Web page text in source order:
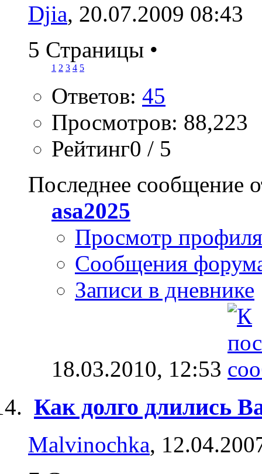
Djia, 20.07.2009 08:43
5 Страницы •
1 2 3 4 5
Ответов: 45
Просмотров: 88,223
Рейтинг0 / 5
Последнее сообщение
asa2025
Просмотр профиля
Сообщения
Записи в дневнике
18.03.2010, 12:53
Как долго длились
Malvinochka,